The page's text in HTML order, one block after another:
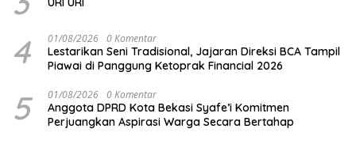
4 01/08/2026 0 Komentar
Lestarikan Seni Tradisional, Jajaran Direksi BCA Tampil
Piawai di Panggung Ketoprak Financial 2026
5 01/08/2026 0 Komentar
Anggota DPRD Kota Bekasi Syafe’i Komitmen
Perjuangkan Aspirasi Warga Secara Bertahap